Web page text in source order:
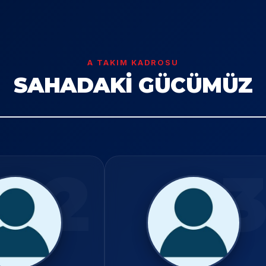
A TAKIM KADROSU
SAHADAKİ GÜCÜMÜZ
2